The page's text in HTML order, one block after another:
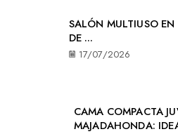
SALÓN MULTIUSO
DE ...
17/07/2026
CAMA COMPACTA
MAJADAHONDA: